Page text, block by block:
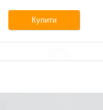
Купити